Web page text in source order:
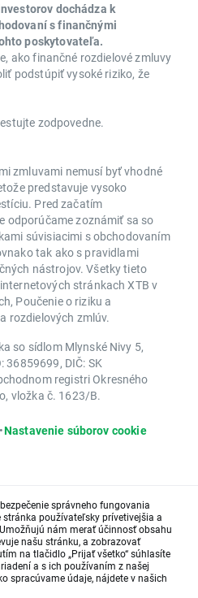
dochádza k
s finančnými
poskytovateľa.
ako finančné rozdielové zmluvy
podstúpiť vysoké riziko, že
zodpovedne.
zmluvami nemusí byť vhodné
predstavuje vysoko
Pred začatím
odporúčame zoznámiť sa so
súvisiacimi s obchodovaním
tak ako s pravidlami
nástrojov. Všetky tieto
stránkach XTB v
Poučenie o riziku a
rozdielových zmlúv.
so sídlom Mlynské Nivy 5,
36859699, DIČ: SK
registri Okresného
vložka č. 1623/B.
•Nastavenie súborov cookie
správneho fungovania
používateľsky prívetivejšia a
nám merať účinnosť obsahu
našu stránku, a zobrazovať
na tlačidlo „Prijať všetko“ súhlasíte
a s ich používaním z našej
spracúvame údaje, nájdete v našich